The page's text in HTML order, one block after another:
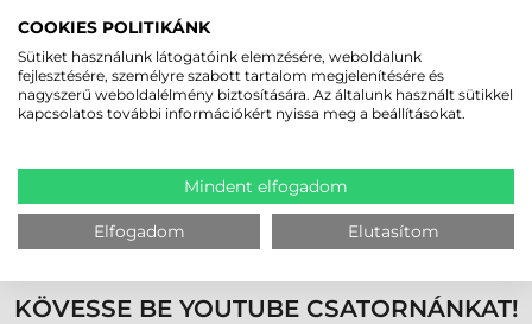
bármilyen fényviszonyok között dokumentálhatja a
szállítmányok, az eszközállomány, stb. állapotát.
Kézi vagy pisztoly kivitel:A Honeywell CK65 adatgyűjtőhöz
opcionálisan vásárolható pisztoly fogantyú, amely segítségével
bármikor átalakítható kéziből pisztolyos kivitelre.
MEGBÍZHAT BENNÜNK! ISMERJE MEG
VÁSÁRLÓINK VÉLEMÉNYÉT
KÖVESSE BE YOUTUBE CSATORNÁNKAT!
COOKIES POLITIKÁNK
Sütiket használunk látogatóink elemzésére, weboldalunk
fejlesztésére, személyre szabott tartalom megjelenítésére és
nagyszerű weboldalélmény biztosítására. Az általunk használt sütikkel
kapcsolatos további információkért nyissa meg a beállításokat.
Mindent elfogadom
Elfogadom Elutasítom